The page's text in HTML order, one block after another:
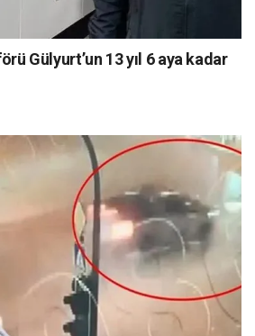
Gülyurt’un 13 yıl 6 aya kadar